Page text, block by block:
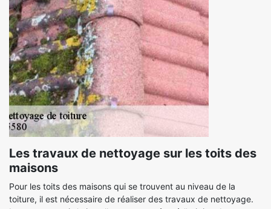
Les travaux de nettoyage sur les toits des
maisons
Pour les toits des maisons qui se trouvent au niveau de la
toiture, il est nécessaire de réaliser des travaux de nettoyage.